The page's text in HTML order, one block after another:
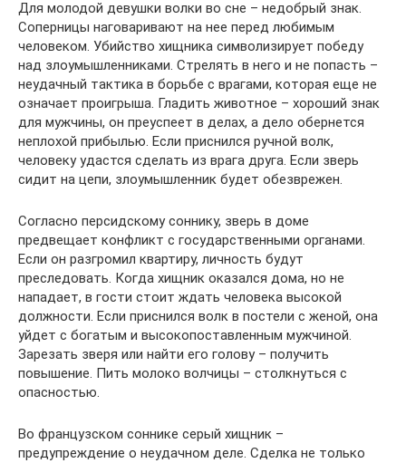
Для молодой девушки волки во сне – недобрый знак.
Соперницы наговаривают на нее перед любимым
человеком. Убийство хищника символизирует победу
над злоумышленниками. Стрелять в него и не попасть –
неудачный тактика в борьбе с врагами, которая еще не
означает проигрыша. Гладить животное – хороший знак
для мужчины, он преуспеет в делах, а дело обернется
неплохой прибылью. Если приснился ручной волк,
человеку удастся сделать из врага друга. Если зверь
сидит на цепи, злоумышленник будет обезврежен.
Согласно персидскому соннику, зверь в доме
предвещает конфликт с государственными органами.
Если он разгромил квартиру, личность будут
преследовать. Когда хищник оказался дома, но не
нападает, в гости стоит ждать человека высокой
должности. Если приснился волк в постели с женой, она
уйдет с богатым и высокопоставленным мужчиной.
Зарезать зверя или найти его голову – получить
повышение. Пить молоко волчицы – столкнуться с
опасностью.
Во французском соннике серый хищник –
предупреждение о неудачном деле. Сделка не только